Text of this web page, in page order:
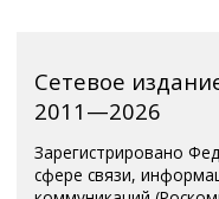
Сетевое
2011—2026
Зарегистрировано
сфере связи,